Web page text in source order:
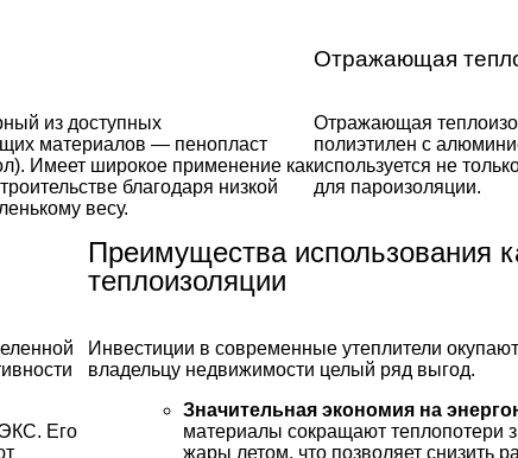
из доступных
материалов — пенопласт
Имеет широкое применение как
благодаря низкой
весу.
Отражающая
Отражающая
полиэтилен с
используется не
для пароизоляции.
Его
Преимущества использования
теплоизоляции
Инвестиции в современные утеплители
владельцу недвижимости целый ряд выгод.
Значительная экономия на
материалы сокращают теплопотери
жары летом, что позволяет снизить